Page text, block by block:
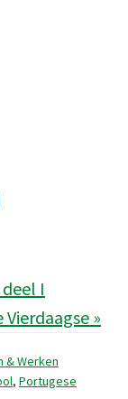
I
»
& Werken
, Portugese